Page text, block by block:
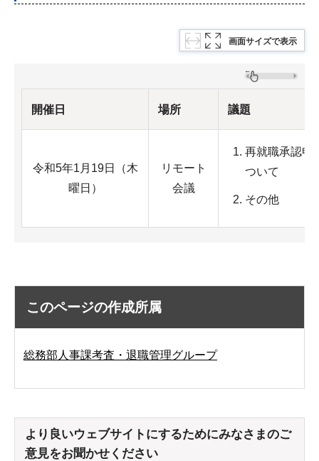
画面サイズで表示
開催日 場所 議題
令和5年1月19日（木
曜日）
リモート
会議
再就職承認申
ついて
その他
このページの作成所属
総務部人事課考査・退職管理グループ
より良いウェブサイトにするためにみなさまのご
意見をお聞かせください